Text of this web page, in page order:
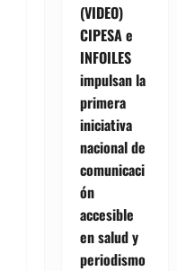
(VIDEO)
CIPESA e
INFOILES
impulsan la
primera
iniciativa
nacional de
comunicaci
ón
accesible
en salud y
periodismo